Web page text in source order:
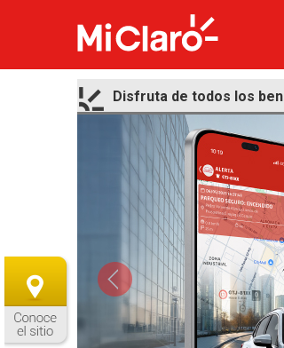
Disfruta de todos los
Previous